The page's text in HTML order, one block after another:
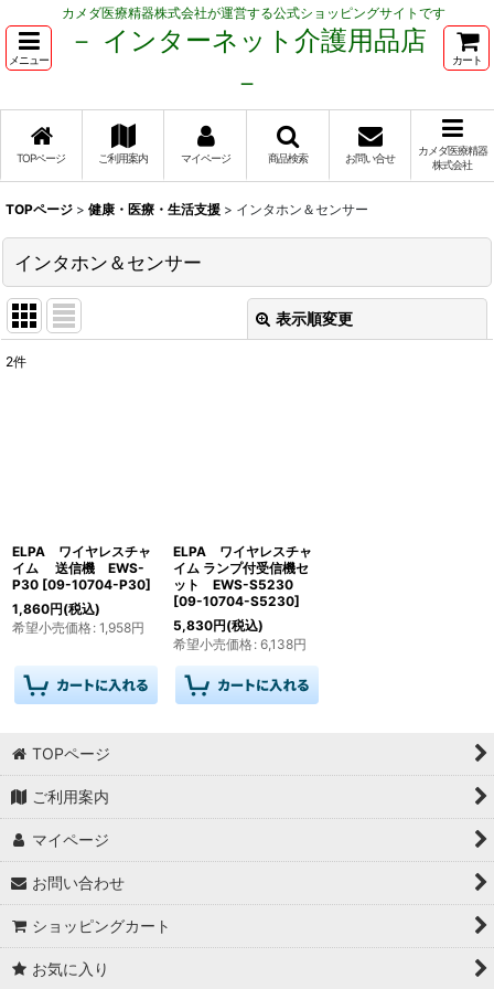
カメダ医療精器株式会社が運営する公式ショッピングサイトです
メニュー
－ インターネット介護用品店
－
カート
TOPページ ご利用案内 マイページ 商品検索 お問い合せ
カメダ医療精器
株式会社
TOPページ > 健康・医療・生活支援 > インタホン＆センサー
インタホン＆センサー
表示順変更
2件
ELPA ワイヤレスチャ
イム 送信機 EWS-
P30 [09-10704-P30]
1,860円(税込)
希望小売価格: 1,958円
ELPA ワイヤレスチャ
イム ランプ付受信機セ
ット EWS-S5230
[09-10704-S5230]
5,830円(税込)
希望小売価格: 6,138円
TOPページ
ご利用案内
マイページ
お問い合わせ
ショッピングカート
お気に入り